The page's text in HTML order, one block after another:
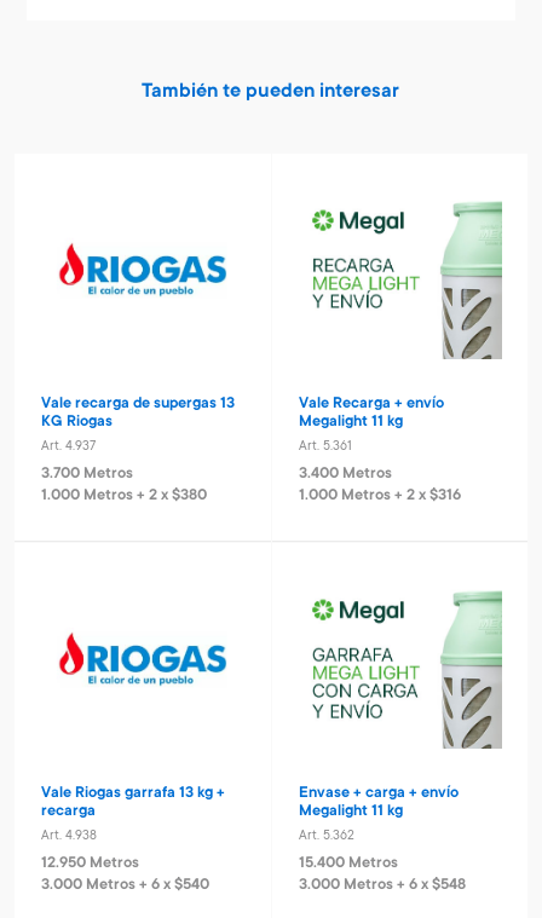
También te pueden interesar
Vale recarga de supergas 13
KG Riogas
Art. 4.937
3.700 Metros
1.000 Metros + 2 x $380
Vale Recarga + envío
Megalight 11 kg
Art. 5.361
3.400 Metros
1.000 Metros + 2 x $316
Vale Riogas garrafa 13 kg +
recarga
Art. 4.938
12.950 Metros
3.000 Metros + 6 x $540
Envase + carga + envío
Megalight 11 kg
Art. 5.362
15.400 Metros
3.000 Metros + 6 x $548